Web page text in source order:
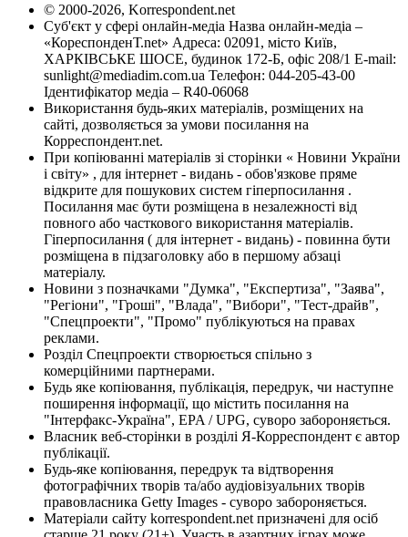
© 2000-2026, Korrespondent.net
Суб'єкт у сфері онлайн-медіа Назва онлайн-медіа –
«КореспонденТ.net» Адреса: 02091, місто Київ,
ХАРКІВСЬКЕ ШОСЕ, будинок 172-Б, офіс 208/1 E-mail:
sunlight@mediadim.com.ua Телефон: 044-205-43-00
Ідентифікатор медіа – R40-06068
Використання будь-яких матеріалів, розміщених на
сайті, дозволяється за умови посилання на
Корреспондент.net.
При копіюванні матеріалів зі сторінки « Новини України
і світу» , для інтернет - видань - обов'язкове пряме
відкрите для пошукових систем гіперпосилання .
Посилання має бути розміщена в незалежності від
повного або часткового використання матеріалів.
Гіперпосилання ( для інтернет - видань) - повинна бути
розміщена в підзаголовку або в першому абзаці
матеріалу.
Новини з позначками "Думка", "Експертиза", "Заява",
"Регіони", "Гроші", "Влада", "Вибори", "Тест-драйв",
"Спецпроекти", "Промо" публікуються на правах
реклами.
Розділ Спецпроекти створюється спільно з
комерційними партнерами.
Будь яке копіювання, публікація, передрук, чи наступне
поширення інформації, що містить посилання на
"Інтерфакс-Україна", EPA / UPG, суворо забороняється.
Власник веб-сторінки в розділі Я-Корреспондент є автор
публікації.
Будь-яке копіювання, передрук та відтворення
фотографічних творів та/або аудіовізуальних творів
правовласника Getty Images - суворо забороняється.
Матеріали сайту korrespondent.net призначені для осіб